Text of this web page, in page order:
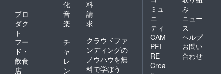
化
プロ
ダク
ト
音
楽
フー
ド・
飲食
店
チ
ャ
レ
ン
料
請
求
クラウドファ
ンディングの
ノウハウを無
料で学ぼう
ミュ
ニ
ティ
CAM
PFI
RE
Crea
み
ニュー
ス
ヘルプ
お問い
合わせ